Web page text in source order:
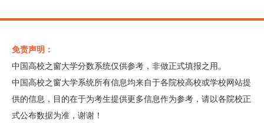
免责声明：
中国高校之窗大学分数系统仅供参考，非做正式填报之用。
中国高校之窗大学系统所有信息均来自于各院校高校或学校网站提
供的信息，目的在于为考生提供更多信息作为参考，请以各院校正
式公布数据为准，谢谢！